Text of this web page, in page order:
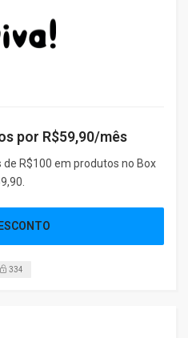
por R$59,90/mês
R$100 em produtos no Box
334